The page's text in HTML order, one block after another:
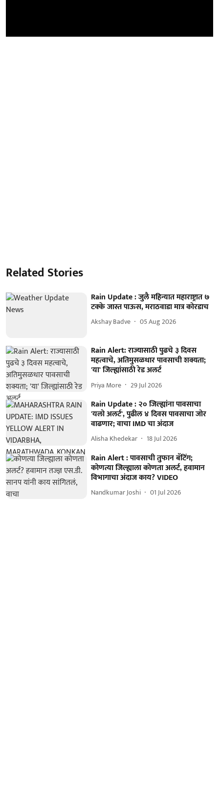
Related Stories
Rain Update : जुलै महिन्यात महाराष्ट्रात ७
टक्के जास्त पाऊस, मराठवाडा मात्र कोरडाच
Akshay Badve 05 Aug 2026
Rain Alert: राज्यासाठी पुढचे ३ दिवस
महत्वाचे, अतिमुसळधार पावसाची शक्यता;
'या' जिल्ह्यांसाठी रेड अलर्ट
Priya More 29 Jul 2026
Rain Update : २० जिल्ह्यांना पावसाचा
'यलो अलर्ट', पुढील ४ दिवस पावसाचा जोर
वाढणार; वाचा IMD चा अंदाज
Alisha Khedekar 18 Jul 2026
Rain Alert : पावसाची तुफान बॅटिंग;
कोणत्या जिल्ह्याला कोणता अलर्ट, हवामान
विभागाचा अंदाज काय? VIDEO
Nandkumar Joshi 01 Jul 2026